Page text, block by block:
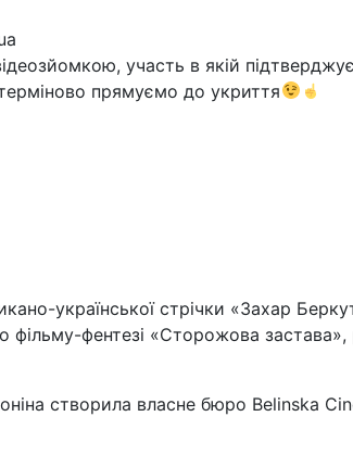
участь в якій підтверджує
прямуємо до укриття
української стрічки «Захар
фільму-фентезі «Сторожова
створила власне бюро Belinska